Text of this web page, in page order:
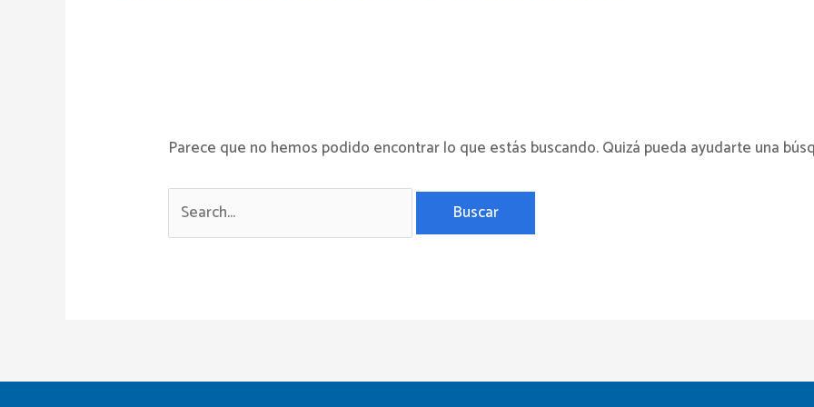
Parece que no hemos podido encontrar lo que estás buscando. Quizá pueda ayudarte una